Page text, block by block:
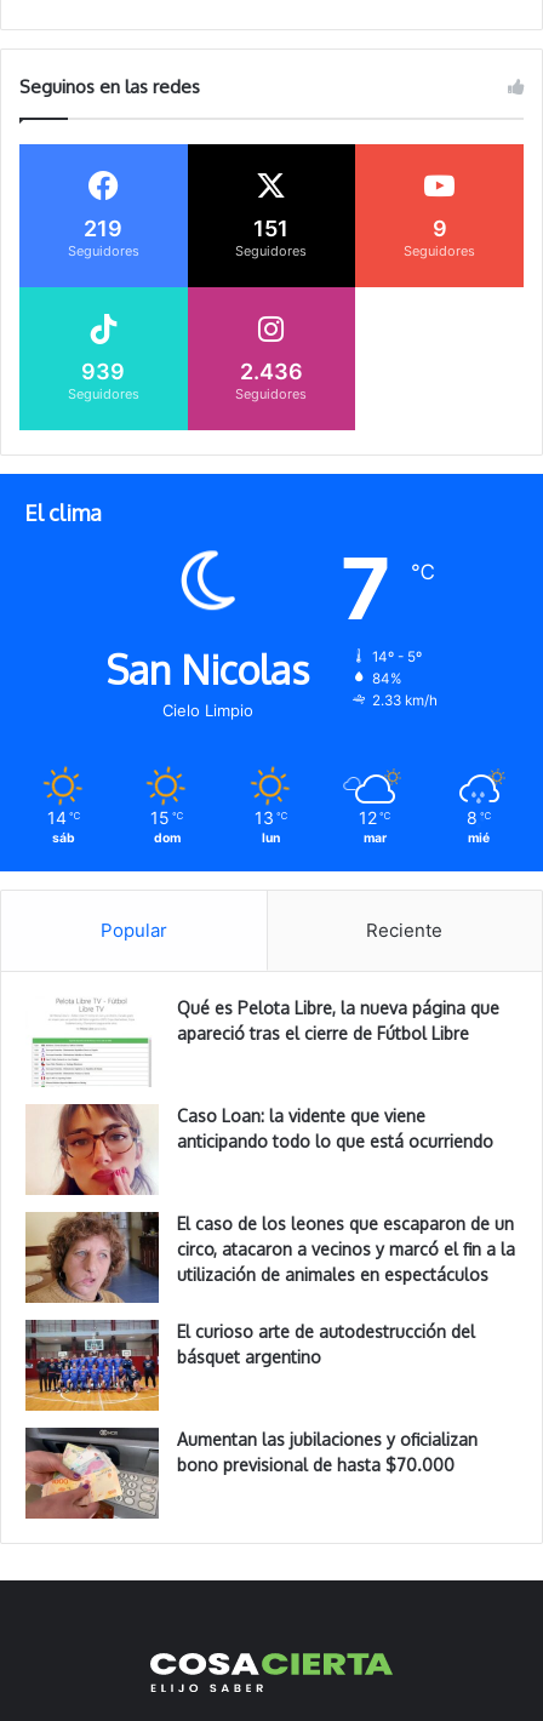
Seguinos en las redes
219
Seguidores
151
Seguidores
9
Seguidores
939
Seguidores
2.436
Seguidores
El clima
San Nicolas
Cielo Limpio
7 ℃
14º - 5º
84%
2.33 km/h
14 ℃
sáb
15 ℃
dom
13 ℃
lun
12 ℃
mar
8 ℃
mié
Popular Reciente
Qué es Pelota Libre, la nueva página que
apareció tras el cierre de Fútbol Libre
Caso Loan: la vidente que viene
anticipando todo lo que está ocurriendo
El caso de los leones que escaparon de un
circo, atacaron a vecinos y marcó el fin a la
utilización de animales en espectáculos
El curioso arte de autodestrucción del
básquet argentino
Aumentan las jubilaciones y oficializan
bono previsional de hasta $70.000